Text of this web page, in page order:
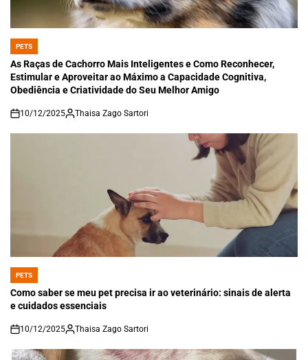
POSTED
IN
PETS
As Raças de Cachorro Mais Inteligentes e Como Reconhecer,
Estimular e Aproveitar ao Máximo a Capacidade Cognitiva,
Obediência e Criatividade do Seu Melhor Amigo
on
10/12/2025 Thaisa Zago Sartori
POSTED
IN
PETS
Como saber se meu pet precisa ir ao veterinário: sinais de alerta
e cuidados essenciais
on
10/12/2025 Thaisa Zago Sartori